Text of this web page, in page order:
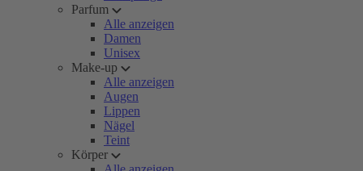
Parfum
Alle anzeigen
Damen
Unisex
Make-up
Alle anzeigen
Augen
Lippen
Nägel
Teint
Körper